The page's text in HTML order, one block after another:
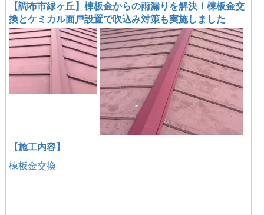
【調布市緑ヶ丘】棟板金からの雨漏りを解決！棟板金交
換とケミカル面戸設置で吹込み対策も実施しました
【施工内容】
棟板金交換